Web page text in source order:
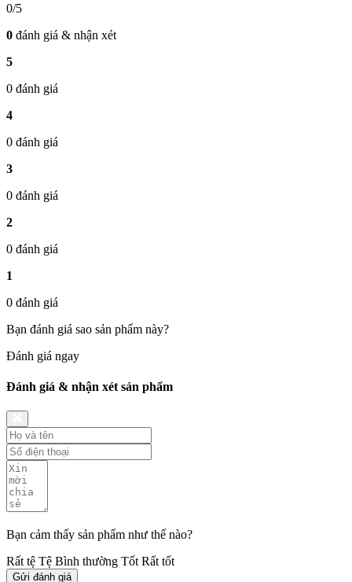
0/5
0 đánh giá & nhận xét
5
0 đánh giá
4
0 đánh giá
3
0 đánh giá
2
0 đánh giá
1
0 đánh giá
Bạn đánh giá sao sản phẩm này?
Đánh giá ngay
Đánh giá & nhận xét sản phẩm
Bạn cảm thấy sản phẩm như thế nào?
Rất tệ Tệ Bình thường Tốt Rất tốt
Gửi đánh giá